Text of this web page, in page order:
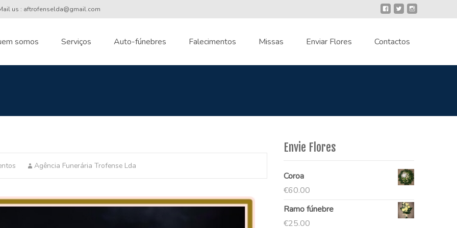
us : aftrofenselda@gmail.com
somos Serviços Auto-fúnebres Falecimentos Missas Enviar Flores Contactos
Agência Funerária Trofense Lda
Envie Flores
Coroa
€60.00
Ramo fúnebre
€25.00